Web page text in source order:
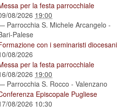
per la festa parrocchiale
08/2026 19:00
Parrocchia S. Michele Arcangelo -
Palese
con i seminaristi diocesani
08/2026
per la festa parrocchiale
08/2026 19:00
Parrocchia S. Rocco - Valenzano
Episcopale Pugliese
08/2026 10:30